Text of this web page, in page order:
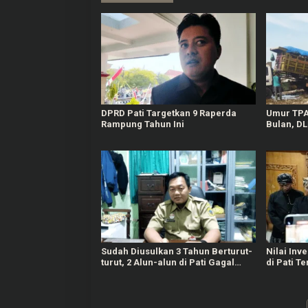
DPRD Pati Targetkan 9 Raperda
Rampung Tahun Ini
Umur
Bulan,
Sudah Diusulkan 3 Tahun Berturut-
turut, 2 Alun-alun di Pati Gagal
Nilai
di Pati